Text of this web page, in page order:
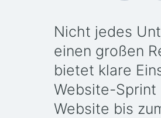
Nicht jedes
einen großen
bietet klare
Website-
Website bis